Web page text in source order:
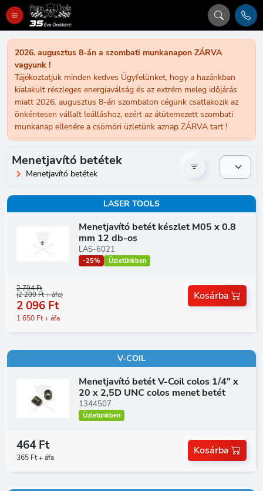
2026. augusztus 8-án a szombati munkanapon ZÁRVA
vagyunk !
Tájékoztatjuk minden kedves Ügyfelünket, hogy a hazánkban
kialakult részleges energiaválság és az extrém meleg időjárás
miatt 2026. augusztus 8-án szombaton cégünk csatlakozik az
önkéntesen vállalt leálláshoz, ezért az átütemezett szombati
munkanap ellenére a csömöri üzletünk aznap ZÁRVA tart !
Menetjavító betétek
Menetjavító betétek
LASER TOOLS
Menetjavító betét készlet M05 x 0.8
mm 12 db-os
LAS-6021
-25% Üzletünkben
2 794 Ft
(2 200 Ft + áfa)
2 096 Ft
1 650 Ft + áfa
Kosárba
V-COIL
Menetjavító betét V-Coil colos 1/4" x
20 x 2,5D UNC colos menet betét
1344507
Üzletünkben
464 Ft
365 Ft + áfa
Kosárba